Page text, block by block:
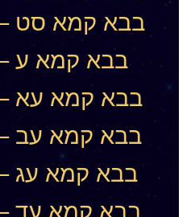
Bava Kamma 69 – בבא קמא סט
Bava Kamma 70 – בבא קמא ע
Bava Kamma 71 – בבא קמא עא
Bava Kamma 72 – בבא קמא עב
Bava Kamma 73 – בבא קמא עג
Bava Kamma 74 – בבא קמא עד